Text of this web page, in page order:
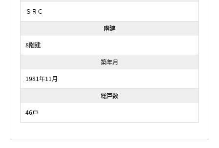
ＳＲＣ
階建
8階建
築年月
1981年11月
総戸数
46戸